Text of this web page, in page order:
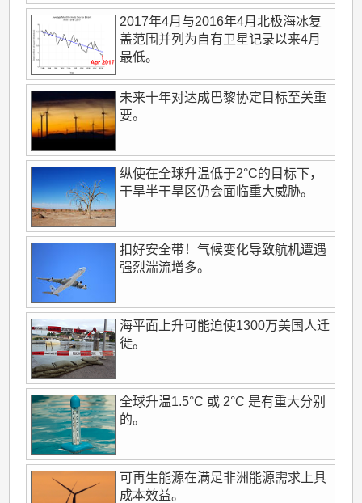
2017年4月与2016年4月北极海冰复
盖范围并列为自有卫星记录以来4月
最低。
未来十年对达成巴黎协定目标至关重
要。
纵使在全球升温低于2°C的目标下，
干旱半干旱区仍会面临重大威胁。
扣好安全带！气候变化导致航机遭遇
强烈湍流增多。
海平面上升可能迫使1300万美国人迁
徙。
全球升温1.5°C 或 2°C 是有重大分别
的。
可再生能源在满足非洲能源需求上具
成本效益。